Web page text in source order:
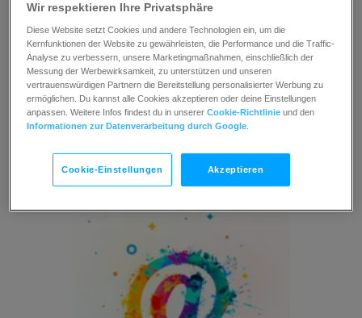
Ratgeber
Wir respektieren Ihre Privatsphäre
Diese Website setzt Cookies und andere Technologien ein, um die
Kernfunktionen der Website zu gewährleisten, die Performance und die Traffic-
Analyse zu verbessern, unsere Marketingmaßnahmen, einschließlich der
Messung der Werbewirksamkeit, zu unterstützen und unseren
vertrauenswürdigen Partnern die Bereitstellung personalisierter Werbung zu
ermöglichen. Du kannst alle Cookies akzeptieren oder deine Einstellungen
anpassen. Weitere Infos findest du in unsererCookie-Richtlinie und den
Informationen zur Datenverarbeitung durch Google
Cookie-Einstellungen Akzeptieren